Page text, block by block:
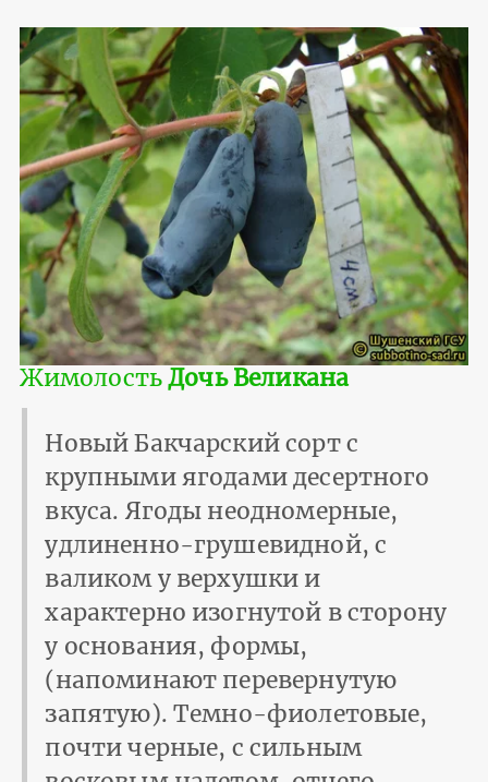
ЖимолостьДочь Великана
Новый Бакчарский сорт с
крупными ягодами десертного
вкуса. Ягоды неодномерные,
удлиненно-грушевидной, с
валиком у верхушки и
характерно изогнутой в сторону
у основания, формы,
(напоминают перевернутую
запятую). Темно-фиолетовые,
почти черные, с сильным